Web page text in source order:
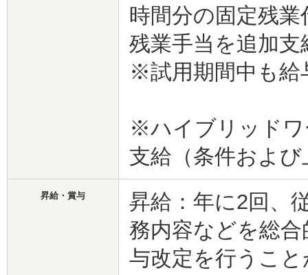
時間分の固定残
残業手当を追加支
※試用期間中も給
※ハイブリッドワ
支給（条件およ
昇給・賞与
昇給：年に2回、
務内容などを総
与改定を行うこ